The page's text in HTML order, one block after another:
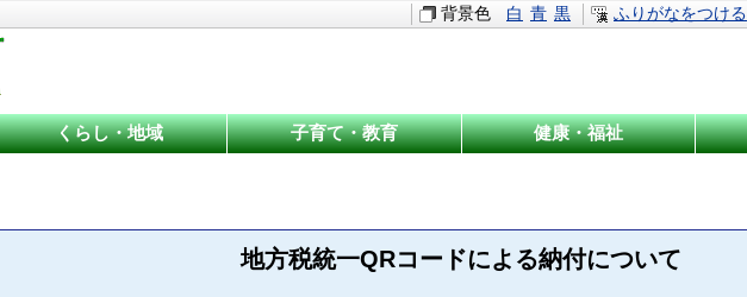
背景色 白 青 黒 ふりがなをつける
くらし・地域 子育て・教育 健康・福祉
地方税統一QRコードによる納付について